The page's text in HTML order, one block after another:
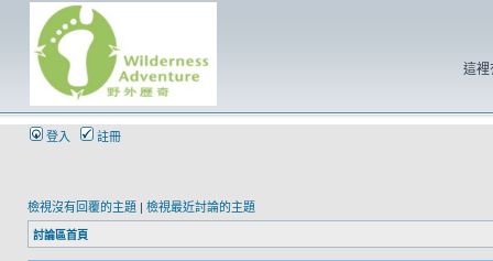
這裡
登入 註冊
檢視沒有回覆的主題 | 檢視最近討論的主題
討論區首頁